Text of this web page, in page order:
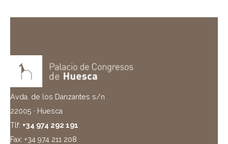
Avda. de los Danzantes s/n
22005 · Huesca
Tlf: +34 974 292 191
Fax: +34 974 211 208